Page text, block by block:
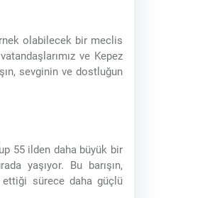
olabilecek bir meclis
ve Kepez
sevginin ve dostluğun
55 ilden daha büyük bir
yaşıyor. Bu barışın,
sürece daha güçlü